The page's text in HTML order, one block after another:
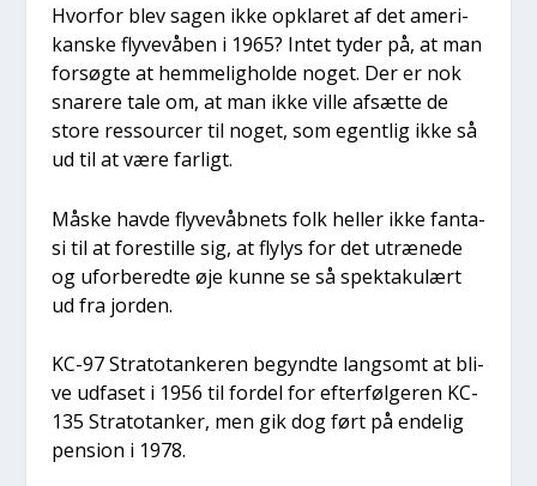
Hvor­for blev sagen ikke opkla­ret af det ame­ri­
kan­ske fly­ve­vå­ben i 1965? Intet tyder på, at man
for­søg­te at hem­me­lig­hol­de noget. Der er nok
sna­re­re tale om, at man ikke vil­le afsæt­te de
sto­re res­sour­cer til noget, som egent­lig ikke så
ud til at være far­ligt.
Måske hav­de fly­ve­våb­nets folk hel­ler ikke fan­ta­
si til at fore­stil­le sig, at flylys for det utræ­ne­de
og ufor­be­red­te øje kun­ne se så spek­taku­lært
ud fra jor­den.
KC-97 Stra­to­tan­ke­ren begynd­te lang­somt at bli­
ve udfa­set i 1956 til for­del for efter­føl­ge­ren KC-
135 Stra­to­tan­ker, men gik dog ført på ende­lig
pen­sion i 1978.